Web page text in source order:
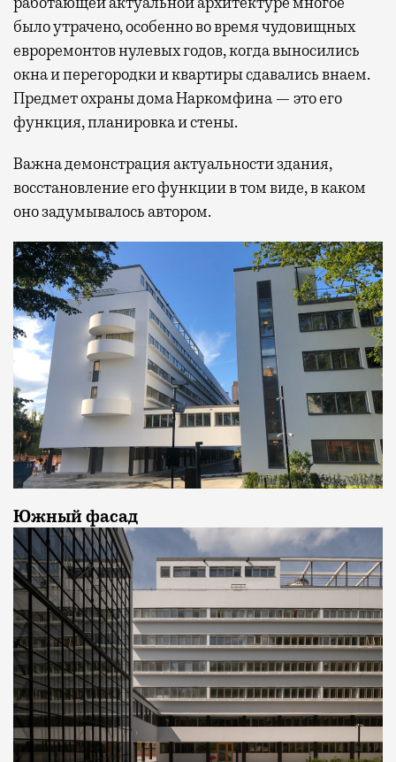
было утрачено, особенно во время чудовищных
евроремонтов нулевых годов, когда выносились
окна и перегородки и квартиры сдавались внаем.
Предмет охраны дома Наркомфина — это его
функция, планировка и стены.
Важна демонстрация актуальности здания,
восстановление его функции в том виде, в каком
оно задумывалось автором.
Южный фасад